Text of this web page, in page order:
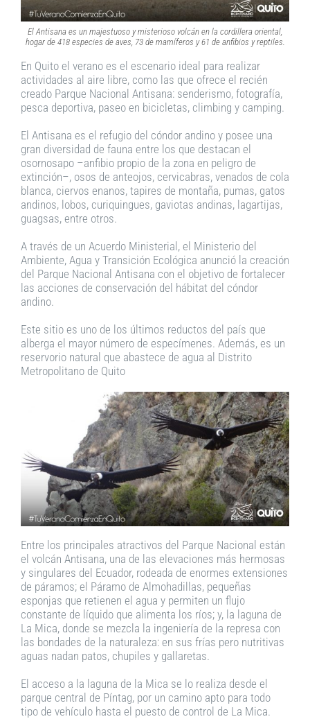
El Antisana es un majestuoso y misterioso volcán en la cordillera oriental,
hogar de 418 especies de aves, 73 de mamíferos y 61 de anfibios y reptiles.
En Quito el verano es el escenario ideal para realizar
actividades al aire libre, como las que ofrece el recién
creado Parque Nacional Antisana: senderismo, fotografía,
pesca deportiva, paseo en bicicletas, climbing y camping.
El Antisana es el refugio del cóndor andino y posee una
gran diversidad de fauna entre los que destacan el
osornosapo –anfibio propio de la zona en peligro de
extinción–, osos de anteojos, cervicabras, venados de cola
blanca, ciervos enanos, tapires de montaña, pumas, gatos
andinos, lobos, curiquingues, gaviotas andinas, lagartijas,
guagsas, entre otros.
A través de un Acuerdo Ministerial, el Ministerio del
Ambiente, Agua y Transición Ecológica anunció la creación
del Parque Nacional Antisana con el objetivo de fortalecer
las acciones de conservación del hábitat del cóndor
andino.
Este sitio es uno de los últimos reductos del país que
alberga el mayor número de especímenes. Además, es un
reservorio natural que abastece de agua al Distrito
Metropolitano de Quito
Entre los principales atractivos del Parque Nacional están
el volcán Antisana, una de las elevaciones más hermosas
y singulares del Ecuador, rodeada de enormes extensiones
de páramos; el Páramo de Almohadillas, pequeñas
esponjas que retienen el agua y permiten un flujo
constante de líquido que alimenta los ríos; y, la laguna de
La Mica, donde se mezcla la ingeniería de la represa con
las bondades de la naturaleza: en sus frías pero nutritivas
aguas nadan patos, chupiles y gallaretas.
El acceso a la laguna de la Mica se lo realiza desde el
parque central de Píntag, por un camino apto para todo
tipo de vehículo hasta el puesto de control de La Mica.